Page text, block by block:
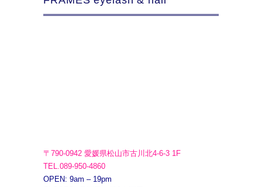
〒790-0942 愛媛県松山市古川北4-6-3 1F
TEL.089-950-4860
OPEN: 9am – 19pm